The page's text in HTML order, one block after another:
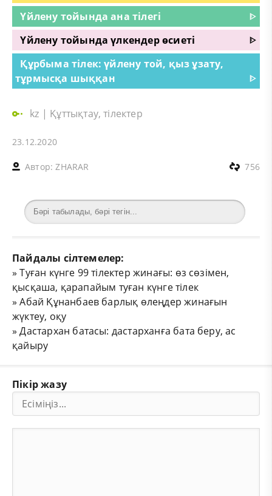
Үйлену тойында ана тілегі
ᐈ
Үйлену тойында үлкендер өсиеті
ᐈ
Құрбыма тілек: үйлену той, қыз ұзату,
тұрмысқа шыққан
ᐈ
kz | Құттықтау, тілектер
23.12.2020
Автор:ZHARAR 756
Пайдалы сілтемелер:
»Туған күнге 99 тілектер жинағы: өз сөзімен,
қысқаша, қарапайым туған күнге тілек
»Абай Құнанбаев барлық өлеңдер жинағын
жүктеу, оқу
»Дастархан батасы: дастарханға бата беру, ас
қайыру
Пікір жазу